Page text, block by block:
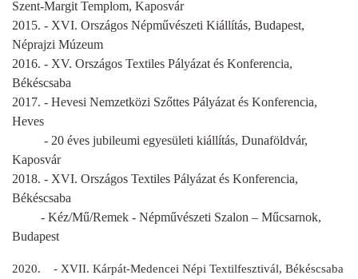
Szent-Margit Templom, Kaposvár
2015. - XVI. Országos Népművészeti Kiállítás, Budapest,
Néprajzi Múzeum
2016. - XV. Országos Textiles Pályázat és Konferencia,
Békéscsaba
2017. - Hevesi Nemzetközi Szőttes Pályázat és Konferencia,
Heves
- 20 éves jubileumi egyesületi kiállítás, Dunaföldvár,
Kaposvár
2018. - XVI. Országos Textiles Pályázat és Konferencia,
Békéscsaba
- Kéz/Mű/Remek - Népművészeti Szalon – Műcsarnok,
Budapest
2020. - XVII. Kárpát-Medencei Népi Textilfesztivál, Békéscsaba